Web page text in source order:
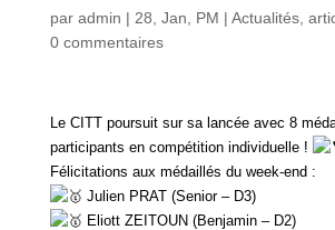
par admin | 28, Jan, PM | Actualités,
0 commentaires
Le CITT poursuit sur sa lancée avec 8
participants en compétition individuelle !
Félicitations aux médaillés du week-end :
Julien PRAT (Senior – D3)
Eliott ZEITOUN (Benjamin – D2)